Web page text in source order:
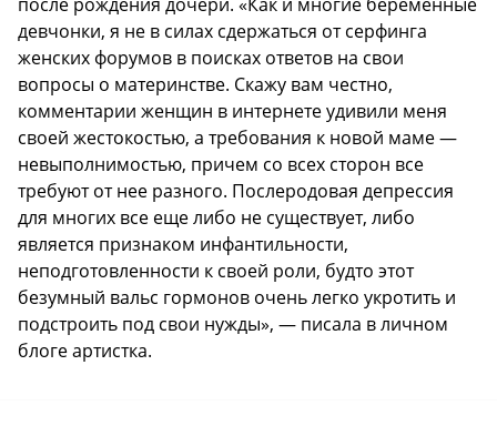
девчонки, я не в силах сдержаться от серфинга
женских форумов в поисках ответов на свои
вопросы о материнстве. Скажу вам честно,
комментарии женщин в интернете удивили меня
своей жестокостью, а требования к новой маме —
невыполнимостью, причем со всех сторон все
требуют от нее разного. Послеродовая депрессия
для многих все еще либо не существует, либо
является признаком инфантильности,
неподготовленности к своей роли, будто этот
безумный вальс гормонов очень легко укротить и
подстроить под свои нужды», — писала в личном
блоге артистка.